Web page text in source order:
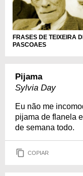
FRASES DE TEIXEIRA
PASCOAES
Pijama
Sylvia Day
Eu não me
pijama de flanela
de semana todo.
COPIAR